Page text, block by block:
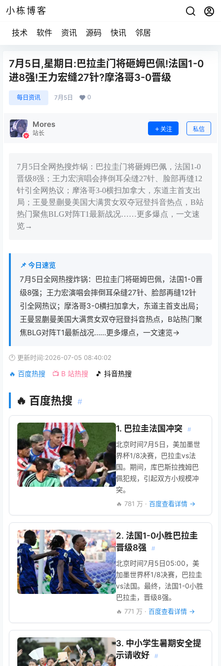
小栋博客
技术 软件 资讯 源码 快讯 邻居
7月5日,星期日:巴拉圭门将砸姆巴佩!法国1-0
进8强!王力宏缝27针?摩洛哥3-0晋级
每日资讯 7月5日 0
Mores
站长
关注 私信
7月5日全网热搜炸锅：巴拉圭门将砸姆巴佩，法国1-0
晋级8强；王力宏演唱会摔倒耳朵缝27针、脸部再缝12
针引全网热议；摩洛哥3-0横扫加拿大，东道主首支出
局；王曼昱蒯曼美国大满贯女双夺冠登抖音热点，B站
热门聚焦BLG对阵T1最新战况……更多爆点，一文速
览→
📌 今日速览
7月5日全网热搜炸锅：巴拉圭门将砸姆巴佩，法国1-0晋
级8强；王力宏演唱会摔倒耳朵缝27针、脸部再缝12针
引全网热议；摩洛哥3-0横扫加拿大，东道主首支出局；
王曼昱蒯曼美国大满贯女双夺冠登抖音热点，B站热门聚
焦BLG对阵T1最新战况……更多爆点，一文速览→
🕐 更新时间:2026-07-05 08:40:02
🔥 百度热搜 📺 B 站热搜 🎵 抖音热搜
🔥 百度热搜 #
1. 巴拉圭法国冲突 #
北京时间7月5日，美加墨世
界杯1/8决赛，巴拉圭vs法
国。期间，库巴斯拉拽姆巴
佩犯规，引起双方小规模冲
突。
🔥 781 万 · 百度查看详情 →
2. 法国1-0小胜巴拉圭
晋级8强
#
北京时间7月5日05:00，美
加墨世界杯1/8决赛，巴拉圭
vs法国。最终，法国1-0小胜
巴拉圭，晋级8强。
🔥 771 万 · 百度查看详情 →
3. 中小学生暑期安全提
示请收好
#